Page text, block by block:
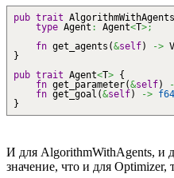
pub trait AlgorithmWithAgents
type Agent : Agent<T>;
fn get_agents (&self) ->
}
pub trait Agent<T> {
fn get_parameter(&self)
fn get_goal (&self) -> f64
}
И для AlgorithmWithAgents, и
значение, что и для Optimizer,